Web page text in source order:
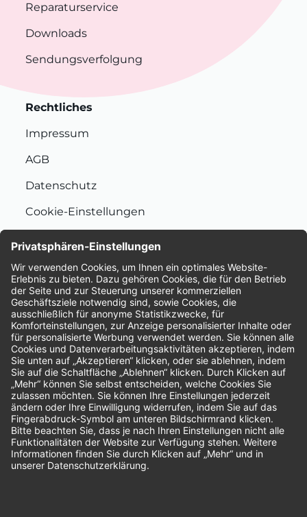
Reparaturservice
Downloads
Sendungsverfolgung
Rechtliches
Impressum
AGB
Datenschutz
Cookie-Einstellungen
Bewertungen